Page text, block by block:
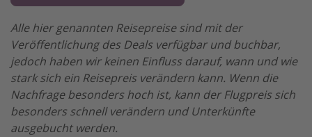
Alle hier genannten Reisepreise sind mit der
Veröffentlichung des Deals verfügbar und buchbar,
jedoch haben wir keinen Einfluss darauf, wann und wie
stark sich ein Reisepreis verändern kann. Wenn die
Nachfrage besonders hoch ist, kann der Flugpreis sich
besonders schnell verändern und Unterkünfte
ausgebucht werden.